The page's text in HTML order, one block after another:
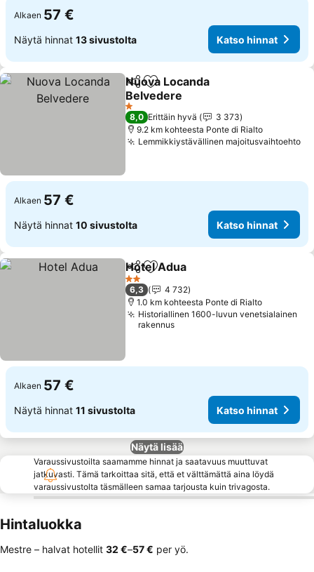
Alkaen 57 €
Näytä hinnat 13 sivustolta Katso hinnat
Jaa Lisää suosikkeihin
Nuova Locanda
Belvedere
Katso hinnat
1 Tähtiluokitus
8,0 Erittäin hyvä
3 373
9.2 km kohteesta Ponte di Rialto
Lemmikkiystävällinen majoitusvaihtoehto
Alkaen 57 €
Näytä hinnat 10 sivustolta Katso hinnat
Jaa Lisää suosikkeihin
Hotel Adua
2 Tähtiluokitus
6,3
4 732
1.0 km kohteesta Ponte di Rialto
Historiallinen 1600-luvun venetsialainen
rakennus
Alkaen 57 €
Näytä hinnat 11 sivustolta Katso hinnat
Näytä lisää
Varaussivustoilta saamamme hinnat ja saatavuus muuttuvat
jatkuvasti. Tämä tarkoittaa sitä, että et välttämättä aina löydä
varaussivustolta täsmälleen samaa tarjousta kuin trivagosta.
Hintaluokka
Mestre – halvat hotellit ‎32 €–‎57 € per yö.